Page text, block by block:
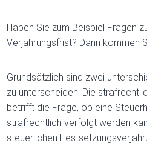
Haben Sie zum Beispiel Fragen
Verjährungsfrist? Dann kommen
Grundsätzlich sind zwei
zu unterscheiden. Die
betrifft die Frage, ob eine
strafrechtlich verfolgt werden
steuerlichen